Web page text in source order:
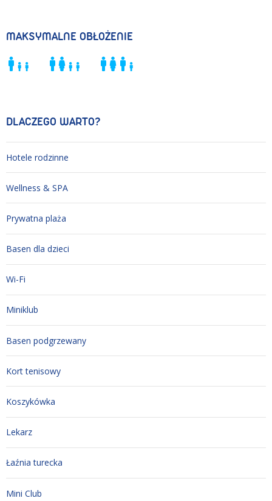
MAKSYMALNE OBŁOŻENIE
DLACZEGO WARTO?
Hotele rodzinne
Wellness & SPA
Prywatna plaża
Basen dla dzieci
Wi-Fi
Miniklub
Basen podgrzewany
Kort tenisowy
Koszykówka
Lekarz
Łaźnia turecka
Mini Club